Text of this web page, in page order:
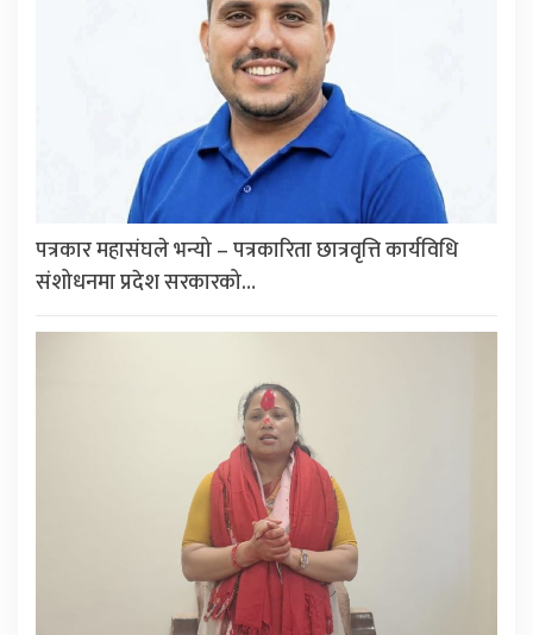
पत्रकार महासंघले भन्यो – पत्रकारिता छात्रवृत्ति कार्यविधि
संशोधनमा प्रदेश सरकारको…